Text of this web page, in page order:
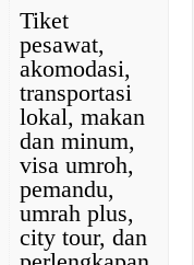
Tiket
pesawat,
akomodasi,
transportasi
lokal, makan
dan minum,
visa umroh,
pemandu,
umrah plus,
city tour, dan